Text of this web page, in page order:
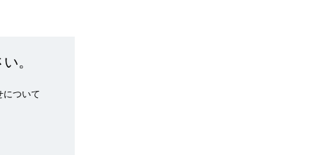
。
について